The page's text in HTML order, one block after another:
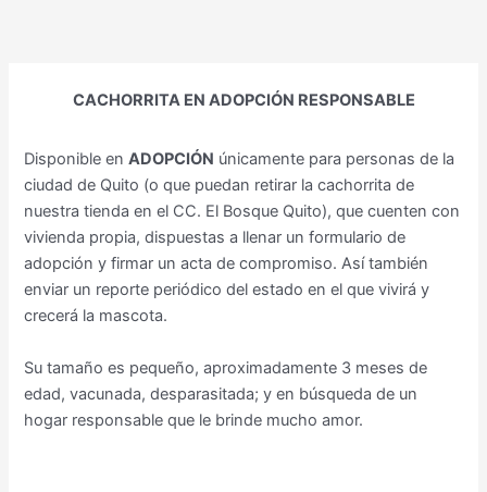
CACHORRITA EN ADOPCIÓN RESPONSABLE
Disponible enADOPCIÓN únicamente para personas de la
ciudad de Quito (o que puedan retirar la cachorrita de
nuestra tienda en el CC. El Bosque Quito), que cuenten con
vivienda propia, dispuestas a llenar un formulario de
adopción y firmar un acta de compromiso. Así también
enviar un reporte periódico del estado en el que vivirá y
crecerá la mascota.
Su tamaño es pequeño, aproximadamente 3 meses de
edad, vacunada, desparasitada; y en búsqueda de un
hogar responsable que le brinde mucho amor.